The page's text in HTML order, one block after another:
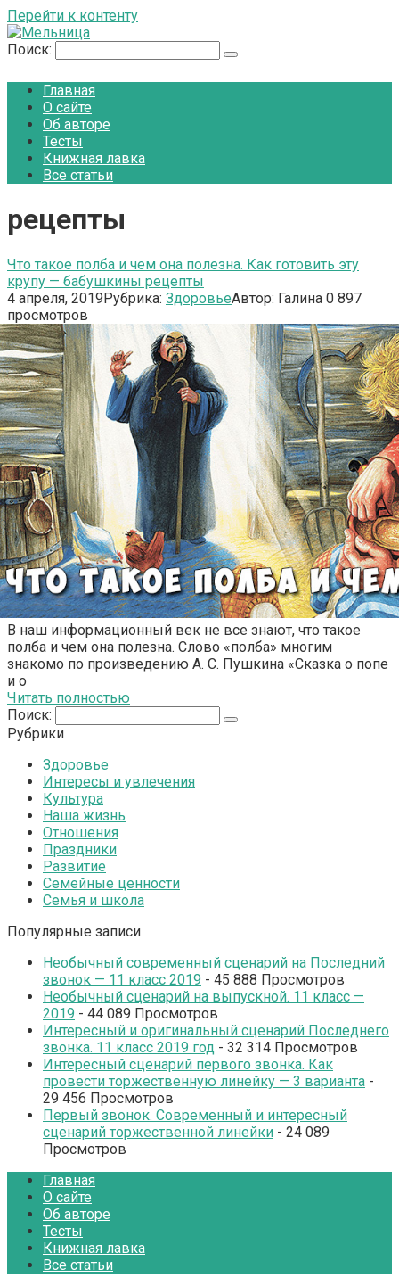
Перейти к контенту
Поиск:
Главная
О сайте
Об авторе
Тесты
Книжная лавка
Все статьи
рецепты
Что такое полба и чем она полезна. Как готовить эту
крупу — бабушкины рецепты
4 апреля, 2019Рубрика: ЗдоровьеАвтор: Галина 0 897
просмотров
В наш информационный век не все знают, что такое
полба и чем она полезна. Слово «полба» многим
знакомо по произведению А. С. Пушкина «Сказка о попе
и о
Читать полностью
Поиск:
Рубрики
Здоровье
Интересы и увлечения
Культура
Наша жизнь
Отношения
Праздники
Развитие
Семейные ценности
Семья и школа
Популярные записи
Необычный современный сценарий на Последний
звонок — 11 класс 2019 - 45 888 Просмотров
Необычный сценарий на выпускной. 11 класс —
2019 - 44 089 Просмотров
Интересный и оригинальный сценарий Последнего
звонка. 11 класс 2019 год - 32 314 Просмотров
Интересный сценарий первого звонка. Как
провести торжественную линейку — 3 варианта -
29 456 Просмотров
Первый звонок. Современный и интересный
сценарий торжественной линейки - 24 089
Просмотров
Главная
О сайте
Об авторе
Тесты
Книжная лавка
Все статьи